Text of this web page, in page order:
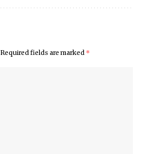
Required fields are marked *